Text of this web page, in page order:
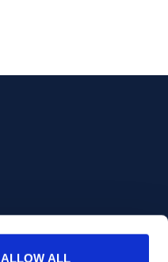
ALLOW ALL